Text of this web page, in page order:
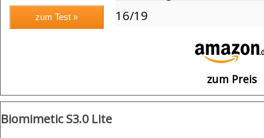
16/19
zum Preis
Biomimetic S3.0 Lite